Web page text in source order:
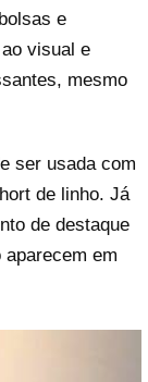
e
visual e
mesmo
ser usada com
de linho. Já
de destaque
em